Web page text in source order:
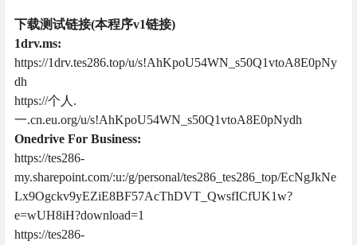
下载测试链接(本程序v1链接)
1drv.ms:
https://1drv.tes286.top/u/s!AhKpoU54WN_s50Q1vtoA8E0pNy
dh
https://个人.
一.cn.eu.org/u/s!AhKpoU54WN_s50Q1vtoA8E0pNydh
Onedrive For Business:
https://tes286-
my.sharepoint.com/:u:/g/personal/tes286_tes286_top/EcNgJkNe
Lx9Ogckv9yEZiE8BF57AcThDVT_QwsfICfUK1w?
e=wUH8iH?download=1
https://tes286-